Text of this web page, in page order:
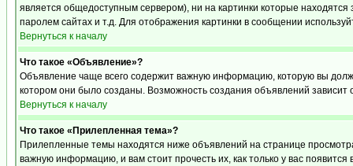
является общедоступным сервером), ни на картинки которые
паролем сайтах и т.д. Для отображения картинки в сообщении
Вернуться к началу
Что такое «Объявление»?
Объявление чаще всего содержит важную информацию, которую вы
котором они было созданы. Возможность создания объявлений
Вернуться к началу
Что такое «Прилепленная тема»?
Прилепленные темы находятся ниже объявлений на странице
важную информацию, и вам стоит прочесть их, как только у вас